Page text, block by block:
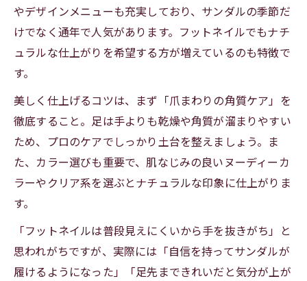
やデザインメニューも充実しており、サンダルの季節だ
けでなく通年で人気があります。フットネイルでもナチ
ュラルな仕上がりを希望する方が増えているのも特徴で
す。
美しく仕上げるコツは、まず「爪まわりの角質ケア」を
徹底すること。足は手よりも乾燥や角質が溜まりやすい
ため、プロのケアでしっかり土台を整えましょう。ま
た、カラー選びも重要で、肌なじみの良いヌーディーカ
ラーやクリア系を選ぶとナチュラルな印象に仕上がりま
す。
「フットネイルは普段見えにくいから手を抜きがち」と
思われがちですが、実際には「自信を持ってサンダルが
履けるようになった」「足先まできれいだと気分が上が